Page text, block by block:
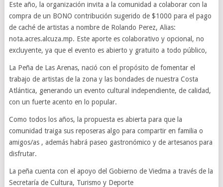
Este año, la organización invita a la comunidad a colaborar con la
compra de un BONO contribución sugerido de $1000 para el pago
de caché de artistas a nombre de Rolando Perez, Alias:
nota.acres.alcuza.mp. Este aporte es colaborativo y opcional, no
excluyente, ya que el evento es abierto y gratuito a todo público,
La Peña de Las Arenas, nació con el propósito de fomentar el
trabajo de artistas de la zona y las bondades de nuestra Costa
Atlántica, generando un evento cultural independiente, de calidad,
con un fuerte acento en lo popular.
Como todos los años, la propuesta es abierta para que la
comunidad traiga sus reposeras algo para compartir en familia o
amigos/as , además habrá paseo gastronómico y de artesanos para
disfrutar.
La peña cuenta con el apoyo del Gobierno de Viedma a través de la
Secretaría de Cultura, Turismo y Deporte